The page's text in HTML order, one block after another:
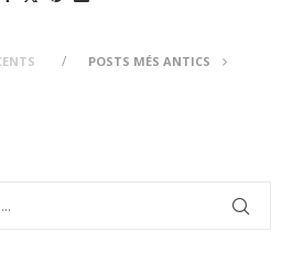
POSTS MÉS ANTICS